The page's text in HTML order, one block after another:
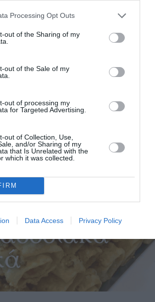
Processing Opt Outs
out of the Sharing of my
out of the Sale of my
out of processing my
for Targeted Advertising.
out of Collection, Use,
and/or Sharing of my
that Is Unrelated with the
which it was collected.
Data Access Privacy Policy